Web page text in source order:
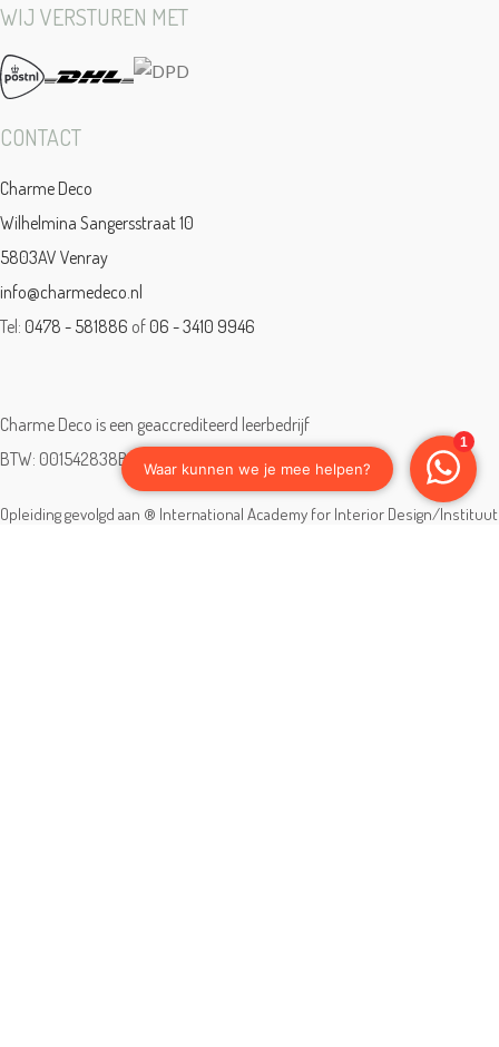
WIJ VERSTUREN MET
CONTACT
Charme Deco
Wilhelmina Sangersstraat 10
5803AV Venray
info@charmedeco.nl
Tel: 0478 - 581886 of 06 - 3410 9946
Charme Deco is een geaccrediteerd leerbedrijf
BTW: 001542838B81
Opleiding gevolgd aan ® International Academy for Interior Design/Instituut